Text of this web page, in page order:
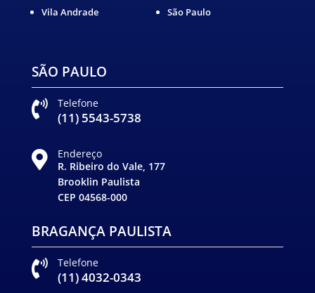
Vila Andrade
São Paulo
SÃO PAULO
 Telefone
(11) 5543-5738

Endereço
R. Ribeiro do Vale, 177
Brooklin Paulista
CEP 04568-000
BRAGANÇA PAULISTA
 Telefone
(11) 4032-0343